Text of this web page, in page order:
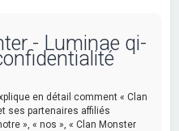
- Luminae qi-
en détail comment « Clan
ses partenaires affiliés
», « nos », « Clan Monster